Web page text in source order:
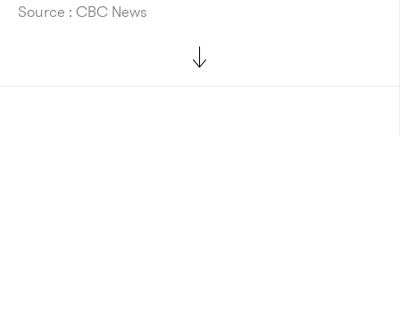
Source : CBC News